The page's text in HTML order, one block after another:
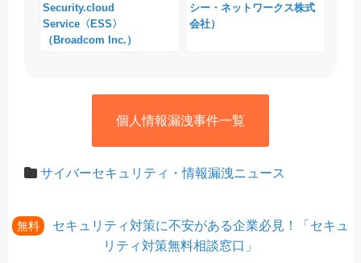
Security.cloud
Service〈ESS〉
（Broadcom Inc.）
シー・ネットワークス株式
会社）
個人情報漏洩事件一覧
サイバーセキュリティ・情報漏洩ニュース
無料
セキュリティ対策に不安がある企業必見！「セキュ
リティ対策無料相談窓口」